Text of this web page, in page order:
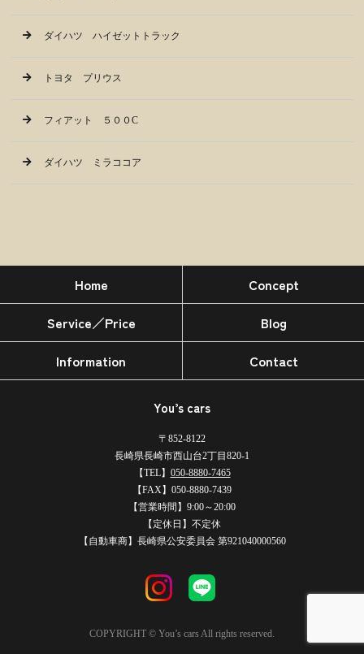
ダイハツ ハイゼットトラック
トヨタ プリウス
フィアット ５００C
ダイハツ ミラココア
Home
Concept
Service／Price
Blog
Information
Contact
You’s cars
〒852-8122
長崎県長崎市西山台2丁目820-1
【TEL】 050-8880-7465
【FAX】050-8880-7439
【営業時間】9:00～20:00
【定休日】不定休
【自動車商】長崎県公安委員会 第921040000560
COPYRIGHT © You’s cars All rights reserved.